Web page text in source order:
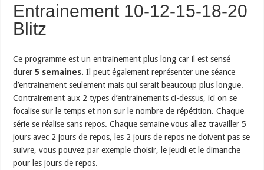
Entrainement 10-12-15-18-20
Blitz
Ce programme est un entrainement plus long car il est sensé
durer5 semaines. Il peut également représenter une séance
d’entrainement seulement mais qui serait beaucoup plus longue.
Contrairement aux 2 types d’entrainements ci-dessus, ici on se
focalise sur le temps et non sur le nombre de répétition. Chaque
série se réalise sans repos. Chaque semaine vous allez travailler 5
jours avec 2 jours de repos, les 2 jours de repos ne doivent pas se
suivre, vous pouvez par exemple choisir, le jeudi et le dimanche
pour les jours de repos.